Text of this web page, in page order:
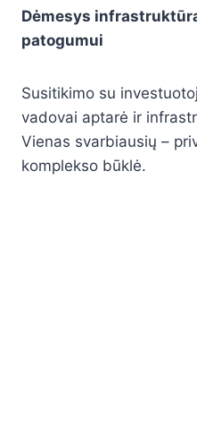
Dėmesys
patogumui
Susitikimo su
vadovai aptarė ir
Vienas svarbiausių –
komplekso būklė.